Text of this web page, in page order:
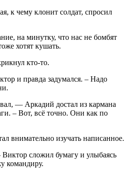
к чему клонит солдат, спросил
на минутку, что нас не бомбят
хотят кушать.
кто-то.
и правда задумался. – Надо
— Аркадий достал из кармана
– Вот, всё точно. Они как по
внимательно изучать написанное.
сложил бумагу и улыбаясь
командиру.